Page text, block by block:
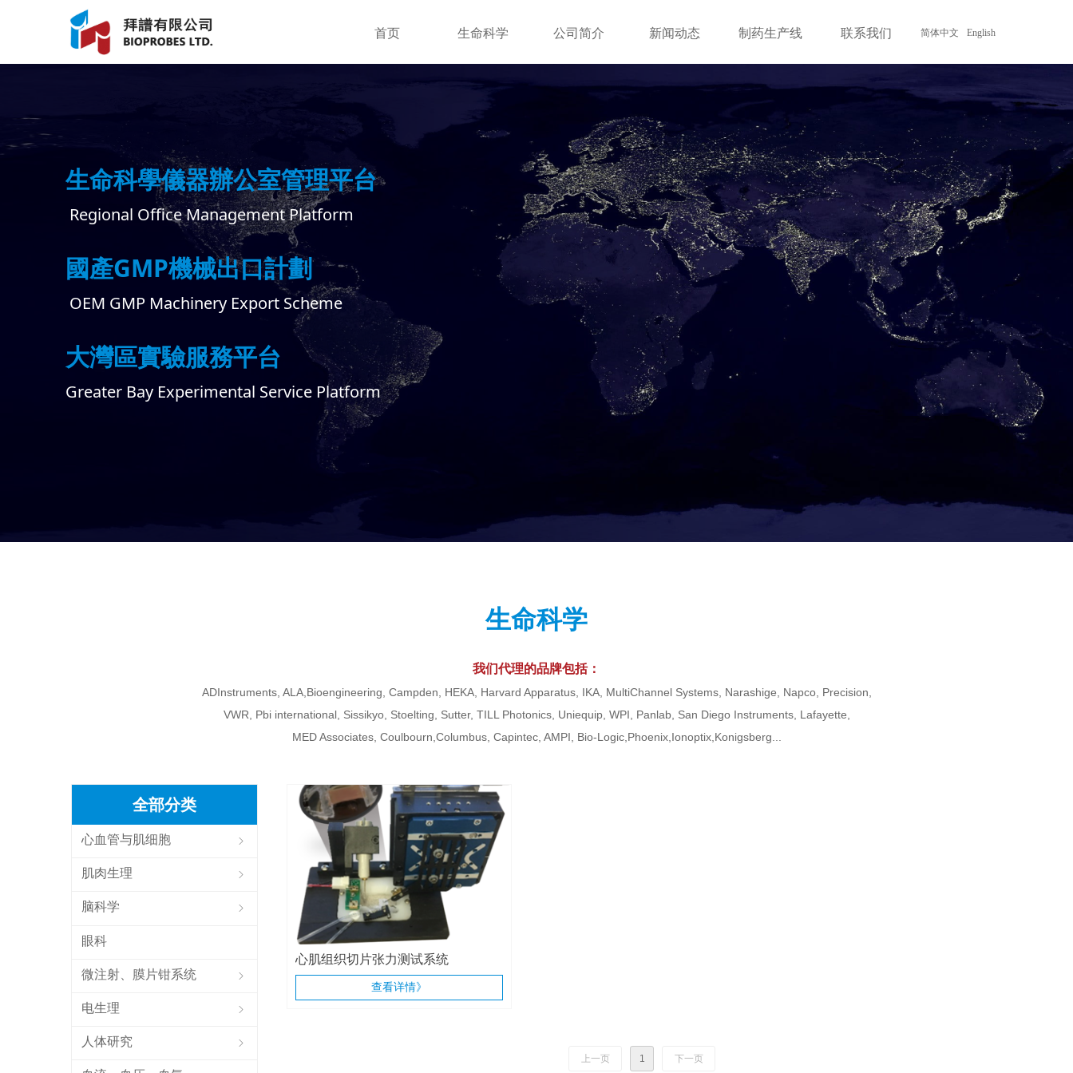
首页 生命科学 公司简介 新闻动态 制药生产线 联系我们 简体中文 English
生命科学
我们代理的品牌包括：
ADInstruments, ALA,Bioengineering, Campden, HEKA, Harvard Apparatus, IKA, MultiChannel Systems, Narashige, Napco, Precision,
VWR, Pbi international, Sissikyo, Stoelting, Sutter, TILL Photonics, Uniequip, WPI, Panlab, San Diego Instruments, Lafayette,
MED Associates, Coulbourn,Columbus, Capintec, AMPI, Bio-Logic,Phoenix,Ionoptix,Konigsberg...
心肌组织切片张力测试系统
查看详情》
上一页 1 下一页
全部分类
ꁇ
心血管与肌细胞
ꁇ
肌肉生理
ꁇ
脑科学
眼科
ꁇ
微注射、膜片钳系统
ꁇ
电生理
ꁇ
人体研究
生命科學儀器辦公室管理平台
Regional Office Management Platform
國產GMP機械出口計劃
OEM GMP Machinery Export Scheme
大灣區實驗服務平台
Greater Bay Experimental Service Platform